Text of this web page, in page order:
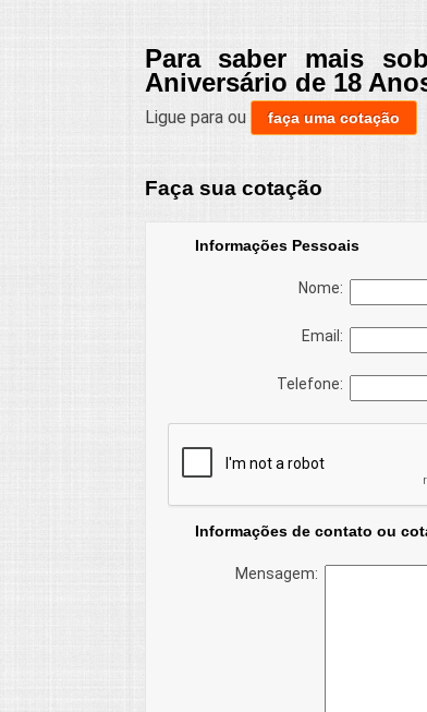
Para saber mais
Aniversário de 18
Ligue para ou faça uma cotação
Faça sua cotação
Informações Pessoais
Nome:
Email:
Telefone:
Informações de contato ou
Mensagem: